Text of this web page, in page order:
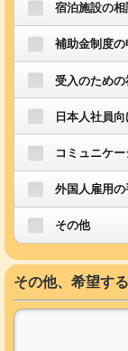
宿泊施設の相
補助金制度
受入のため
日本人社員
コミュニケ
外国人雇用の
その他
その他、希望す